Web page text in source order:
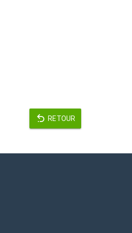
RETOUR